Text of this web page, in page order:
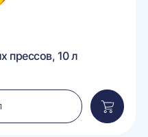
прессов, 10 л
в